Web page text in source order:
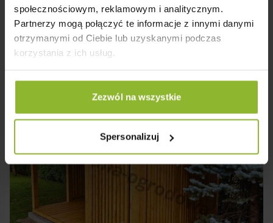
społecznościowym, reklamowym i analitycznym.
Partnerzy mogą połączyć te informacje z innymi danymi
otrzymanymi od Ciebie lub uzyskanymi podczas
korzystania z ich usług.
Zezwól na wszystkie
Spersonalizuj
Ogrodowe Wiaty Garażowe